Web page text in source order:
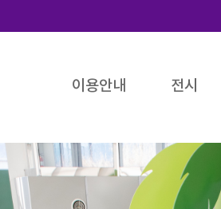
이용안내 전시